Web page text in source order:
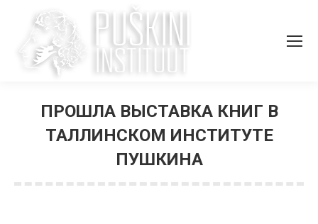
ПРОШЛА ВЫСТАВКА КНИГ В
ТАЛЛИНСКОМ ИНСТИТУТЕ
ПУШКИНА